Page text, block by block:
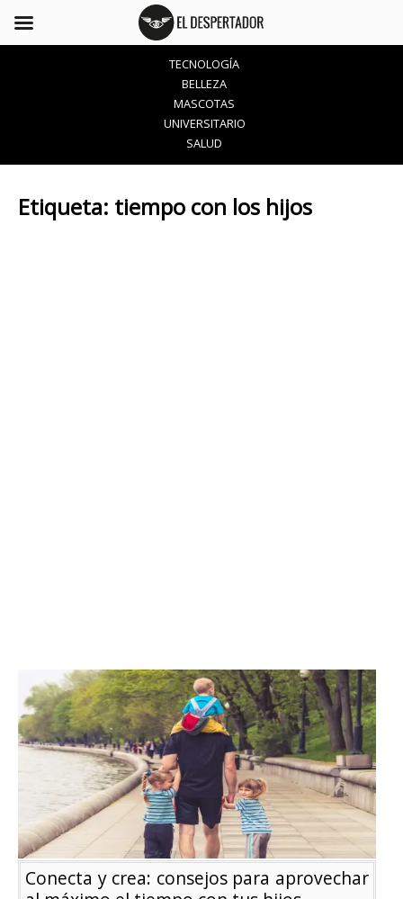
TECNOLOGÍA
BELLEZA
MASCOTAS
UNIVERSITARIO
SALUD
Etiqueta: tiempo con los hijos
Conecta y crea: consejos para aprovechar